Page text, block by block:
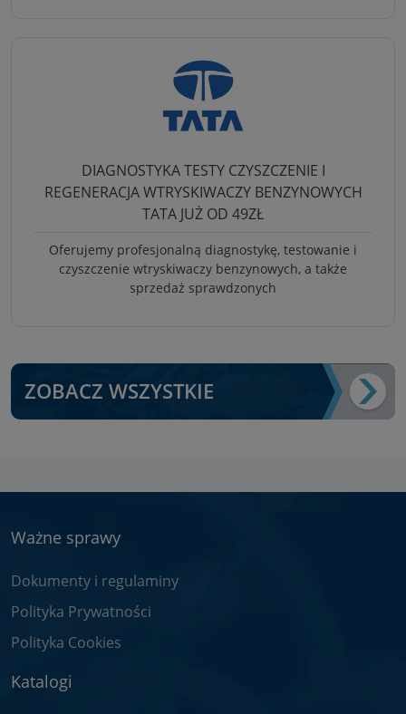
DIAGNOSTYKA TESTY CZYSZCZENIE I
REGENERACJA WTRYSKIWACZY BENZYNOWYCH
TATA JUŻ OD 49ZŁ
Oferujemy profesjonalną diagnostykę, testowanie i
czyszczenie wtryskiwaczy benzynowych, a także
sprzedaż sprawdzonych
ZOBACZ WSZYSTKIE
Ważne sprawy
Dokumenty i regulaminy
Polityka Prywatności
Polityka Cookies
Katalogi